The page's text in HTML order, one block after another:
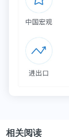
相关阅读